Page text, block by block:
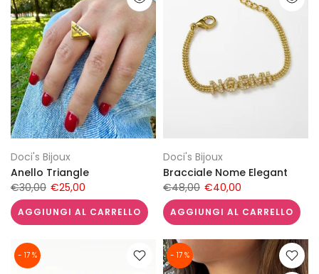
Doci's Bijoux
Anello Triangle
€30,00 €25,00
AGGIUNGI AL CARRELLO
Doci's Bijoux
Bracciale Nome Elegant
€48,00 €40,00
AGGIUNGI AL CARRELLO
- 17 % - 17 %